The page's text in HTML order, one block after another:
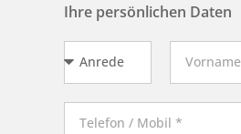
Ihre persönlichen Daten